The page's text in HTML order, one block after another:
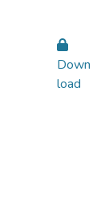
Down
load